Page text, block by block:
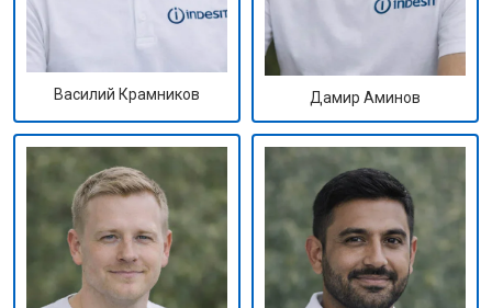
Василий Крамников Дамир Аминов